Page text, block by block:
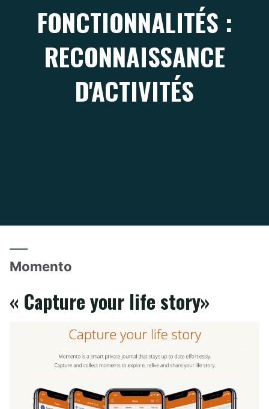
FONCTIONNALITÉS :
RECONNAISSANCE
D'ACTIVITÉS
Momento
« Capture your life story»